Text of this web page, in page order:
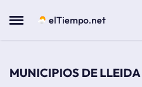
Menu elTiempo.net
MUNICIPIOS DE LLEIDA